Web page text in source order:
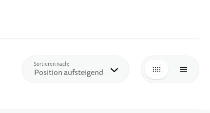
Sortieren nach:
LISTE LISTE